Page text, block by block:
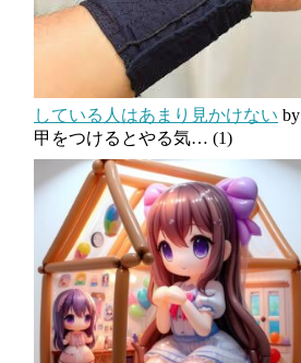
している人はあまり見かけない by
甲をつけるとやる気… (1)